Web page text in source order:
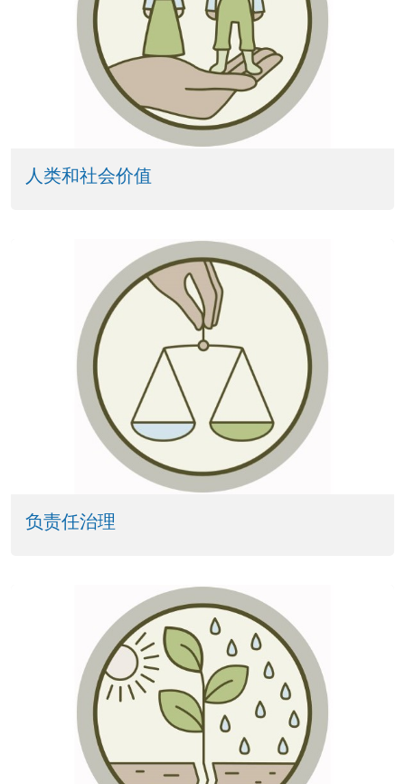
人类和社会价值
负责任治理